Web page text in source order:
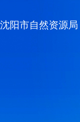
沈阳市自然资源局